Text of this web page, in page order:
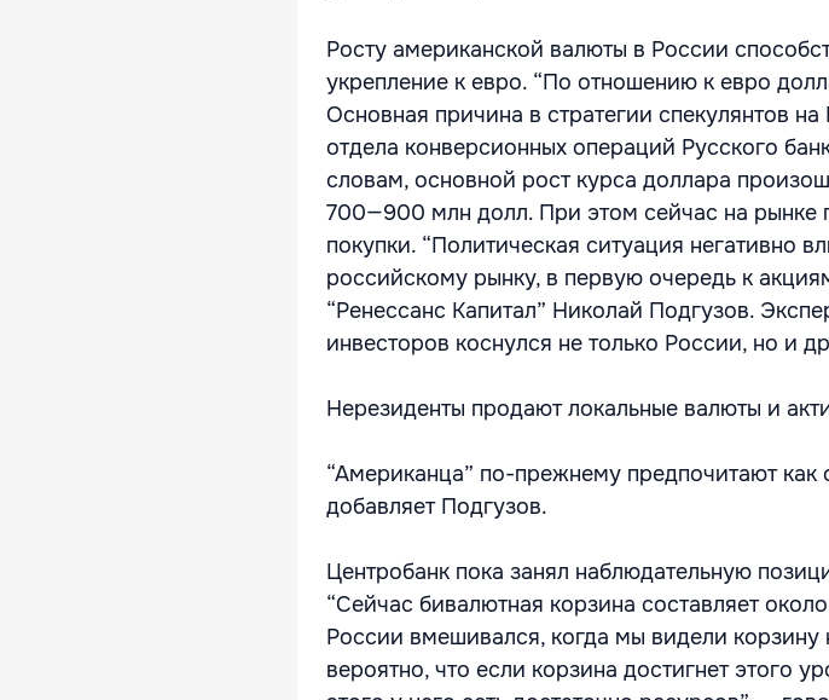
Росту американской валюты в России
укрепление к евро. “По отношению к евро
Основная причина в стратегии спекулянтов
отдела конверсионных операций Русского
словам, основной рост курса доллара
700—900 млн долл. При этом сейчас на рынке
покупки. “Политическая ситуация негативно
российскому рынку, в первую очередь к
“Ренессанс Капитал” Николай Подгузов.
инвесторов коснулся не только России, но и
Нерезиденты продают локальные валюты и
“Американца” по-прежнему предпочитают как
добавляет Подгузов.
Центробанк пока занял наблюдательную
“Сейчас бивалютная корзина составляет
России вмешивался, когда мы видели корзину
вероятно, что если корзина достигнет этого